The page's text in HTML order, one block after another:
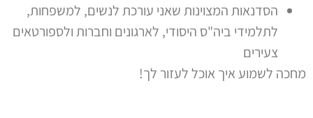
הסדנאות המצוינות שאני עורכת לנשים, למשפחות,
לתלמידי ביה"ס היסודי, לארגונים וחברות ולספורטאים
צעירים
מחכה לשמוע איך אוכל לעזור לך!